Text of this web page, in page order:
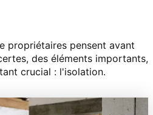
propriétaires pensent avant
des éléments importants,
crucial : l'isolation.